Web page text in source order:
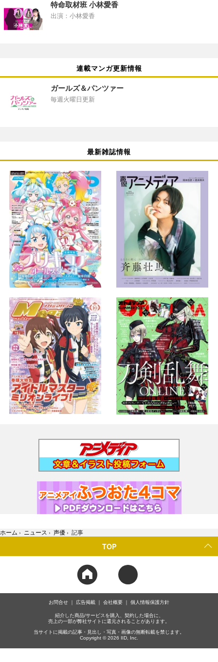
特命取材班 小林愛香
出演：小林愛香
連載マンガ更新情報
ガールズ＆パンツァー
毎週火曜日更新
最新雑誌情報
ホーム › ニュース › 声優 › 記事
TOP
お問合せ 広告掲載 会社概要 個人情報保護方針
紹介した商品/サービスを購入、契約した場合に、
売上の一部が弊社サイトに還元されることがあります。
当サイトに掲載の記事・見出し・写真・画像の無断転載を禁じます。
Copyright © 2026 IID, Inc.